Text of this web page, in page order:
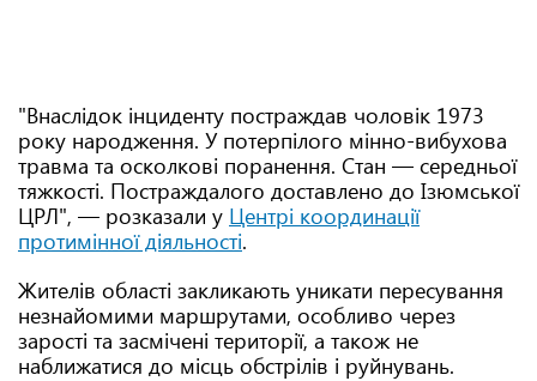
"Внаслідок інциденту постраждав чоловік 1973
року народження. У потерпілого мінно-вибухова
травма та осколкові поранення. Стан — середньої
тяжкості. Постраждалого доставлено до Ізюмської
ЦРЛ", — розказали у Центрі координації
протимінної діяльності.
Жителів області закликають уникати пересування
незнайомими маршрутами, особливо через
зарості та засмічені території, а також не
наближатися до місць обстрілів і руйнувань.